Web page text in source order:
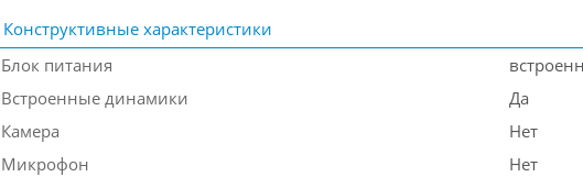
Конструктивные характеристики
Блок питания
Встроенные динамики
Да
Камера
Нет
Микрофон
Нет